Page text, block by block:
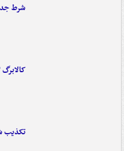
شرط
کالابرگ ۳ گروه شارژ شد
تکذیب